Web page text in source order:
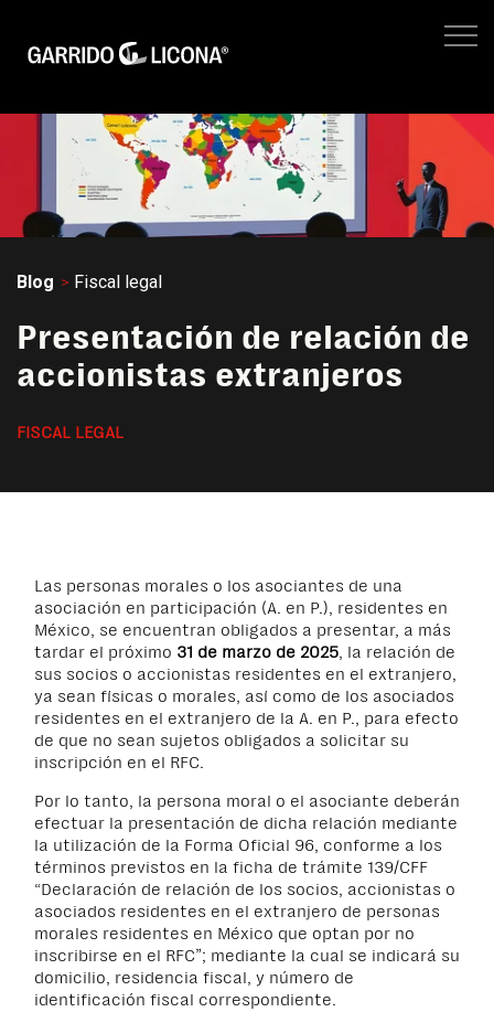
FISCAL LEGAL
NEGOCIOS
SITIO WEB GL
No hay
Blog Fiscal legal
Presentación de relación de
accionistas extranjeros
FISCAL LEGAL
Las personas morales o los asociantes de una
asociación en participación (A. en P.), residentes en
México, se encuentran obligados a presentar, a más
tardar el próximo 31 de marzo de 2025, la relación de
sus socios o accionistas residentes en el extranjero,
ya sean físicas o morales, así como de los asociados
residentes en el extranjero de la A. en P., para efecto
de que no sean sujetos obligados a solicitar su
inscripción en el RFC.
Por lo tanto, la persona moral o el asociante deberán
efectuar la presentación de dicha relación mediante
la utilización de la Forma Oficial 96, conforme a los
términos previstos en la ficha de trámite 139/CFF
“Declaración de relación de los socios, accionistas o
asociados residentes en el extranjero de personas
morales residentes en México que optan por no
inscribirse en el RFC”; mediante la cual se indicará su
domicilio, residencia fiscal, y número de
identificación fiscal correspondiente.